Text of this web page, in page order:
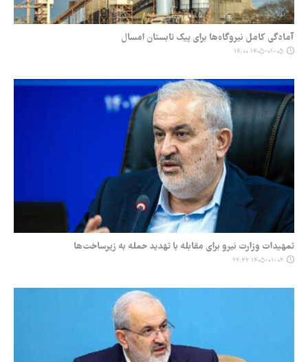
آمادگی کامل نیروگاه‌ها برای پیک تابستان امسال
۱۴۰۵-۰۱-۰۵ ۱۴:۰۰
تمهیدات وزارت نیرو برای مقابله با تهدید حمله به زیرساخت‌ها
۱۴۰۵-۰۱-۰۲ ۲۲:۳۲